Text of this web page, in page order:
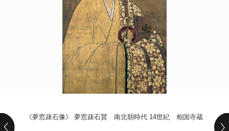
《夢窓疎石像》 夢窓疎石賛 南北朝時代 14世紀 相国寺蔵